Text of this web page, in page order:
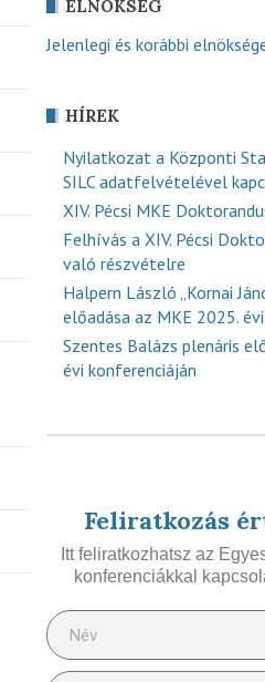
ELNÖKSÉG
Jelenlegi és korábbi
HÍREK
Nyilatkozat a Központi
SILC adatfelvételével
XIV. Pécsi MKE
Felhívás a XIV. Pécsi
való részvételre
Halpern László „Kornai
előadása az MKE 2025.
Szentes Balázs plenáris
évi konferenciáján
Feliratkozás
Itt feliratkozhatsz az
konferenciákkal